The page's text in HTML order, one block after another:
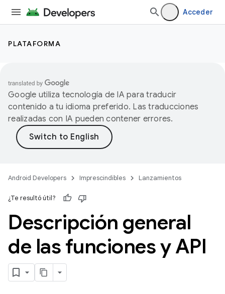
Acceder
PLATAFORMA
Google utiliza tecnología de IA para traducir
contenido a tu idioma preferido. Las traducciones
realizadas con IA pueden contener errores.
Android Developers Imprescindibles Lanzamientos
¿Te resultó útil?
Descripción general
de las funciones y API